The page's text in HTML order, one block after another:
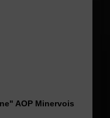
AOP Minervois